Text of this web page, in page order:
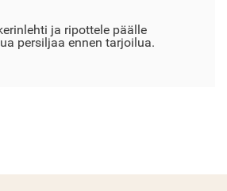
ja ripottele päälle
persiljaa ennen tarjoilua.